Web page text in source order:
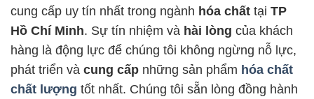
cung cấp uy tín nhất trong ngành hóa chất tại TP
Hồ Chí Minh. Sự tín nhiệm và hài lòng của khách
hàng là động lực để chúng tôi không ngừng nỗ lực,
phát triển và cung cấp những sản phẩm hóa chất
chất lượng tốt nhất. Chúng tôi sẵn lòng đồng hành